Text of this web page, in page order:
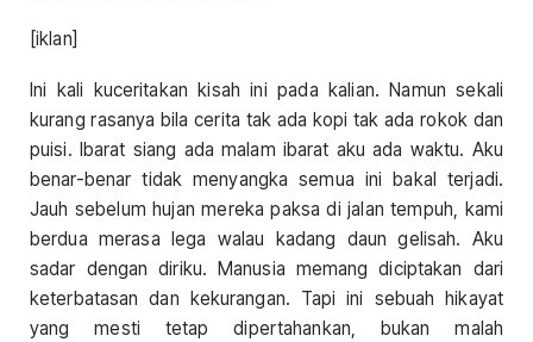
[iklan]
Ini kali kuceritakan kisah ini pada kalian. Namun sekali
kurang rasanya bila cerita tak ada kopi tak ada rokok dan
puisi. Ibarat siang ada malam ibarat aku ada waktu. Aku
benar-benar tidak menyangka semua ini bakal terjadi.
Jauh sebelum hujan mereka paksa di jalan tempuh, kami
berdua merasa lega walau kadang daun gelisah. Aku
sadar dengan diriku. Manusia memang diciptakan dari
keterbatasan dan kekurangan. Tapi ini sebuah hikayat
yang mesti tetap dipertahankan, bukan malah